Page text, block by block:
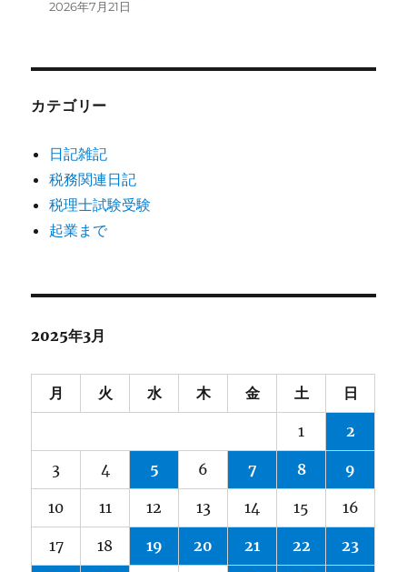
2026年7月21日
カテゴリー
日記雑記
税務関連日記
税理士試験受験
起業まで
2025年3月
月 火 水 木 金 土 日
1 2
3 4 5 6 7 8 9
10 11 12 13 14 15 16
17 18 19 20 21 22 23